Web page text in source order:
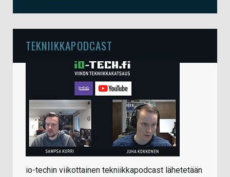
TEKNIIKKAPODCAST
io-techin viikottainen tekniikkapodcast lähetetään